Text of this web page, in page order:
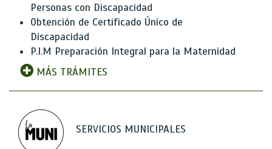
Personas con Discapacidad
Obtención de Certificado Único de
Discapacidad
P.I.M Preparación Integral para la Maternidad
MÁS TRÁMITES
SERVICIOS MUNICIPALES